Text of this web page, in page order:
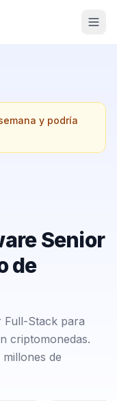
y podría
Senior
de
Full-Stack para
criptomonedas.
de